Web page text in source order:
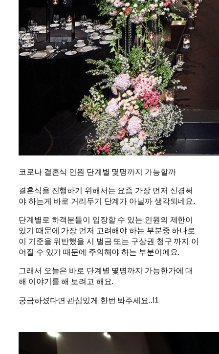
코로나 결혼식 인원 단계별 몇명까지 가능할까
결혼식을 진행하기 위해서는 요즘 가장 먼저 신경써
야 하는게 바로 거리두기 단계가 아닐까 생각되네요.
단계별로 하객분들이 입장할 수 있는 인원의 제한이
있기 때문에 가장 먼저 고려해야 하는 부분중 하나로
이 기준을 위반했을 시 벌금 또는 구상권 청구 까지 이
어질 수 있기 때문에 주의해야 하는 부분이에요.
그래서 오늘은 바로 단계별 몇명까지 가능한가에 대
해 이야기를 해 보려고 해요.
궁금하셨다면 관심있게 한번 봐주세요..!1